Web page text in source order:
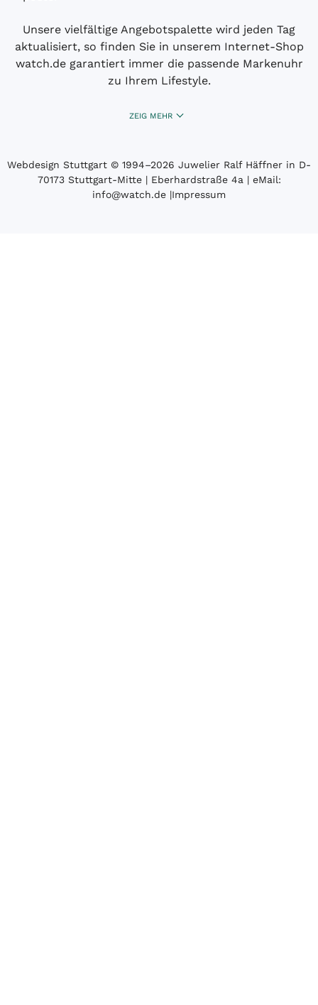
Unsere vielfältige Angebotspalette wird jeden Tag
aktualisiert, so finden Sie in unserem Internet-Shop
watch.de garantiert immer die passende Markenuhr
zu Ihrem Lifestyle.
ZEIG MEHR
Webdesign Stuttgart © 1994­–2026 Juwelier Ralf Häffner in D-
70173 Stuttgart-Mitte | Eberhardstraße 4a | eMail:
info@watch.de |Impressum